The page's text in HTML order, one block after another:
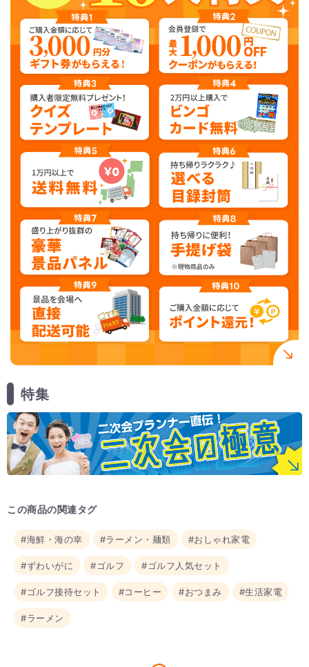
特集
この商品の関連タグ
#海鮮・海の幸 #ラーメン・麺類 #おしゃれ家電
#ずわいがに #ゴルフ #ゴルフ人気セット
#ゴルフ接待セット #コーヒー #おつまみ #生活家電
#ラーメン